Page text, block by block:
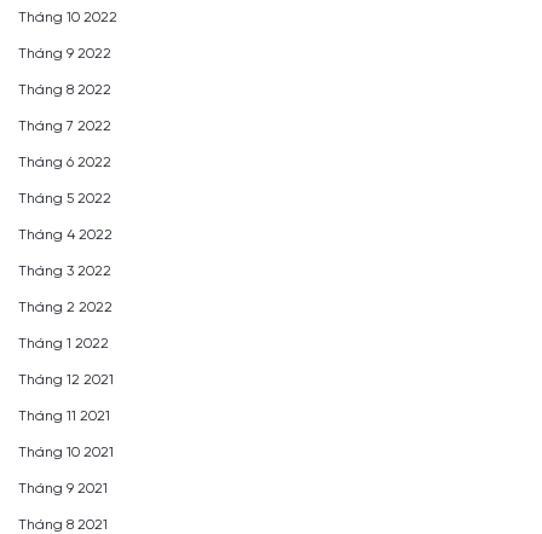
Tháng 10 2022
Tháng 9 2022
Tháng 8 2022
Tháng 7 2022
Tháng 6 2022
Tháng 5 2022
Tháng 4 2022
Tháng 3 2022
Tháng 2 2022
Tháng 1 2022
Tháng 12 2021
Tháng 11 2021
Tháng 10 2021
Tháng 9 2021
Tháng 8 2021